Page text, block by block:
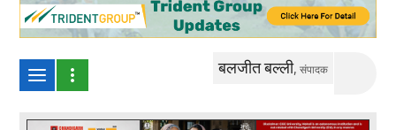
बलजीत बल्ली,संपादक